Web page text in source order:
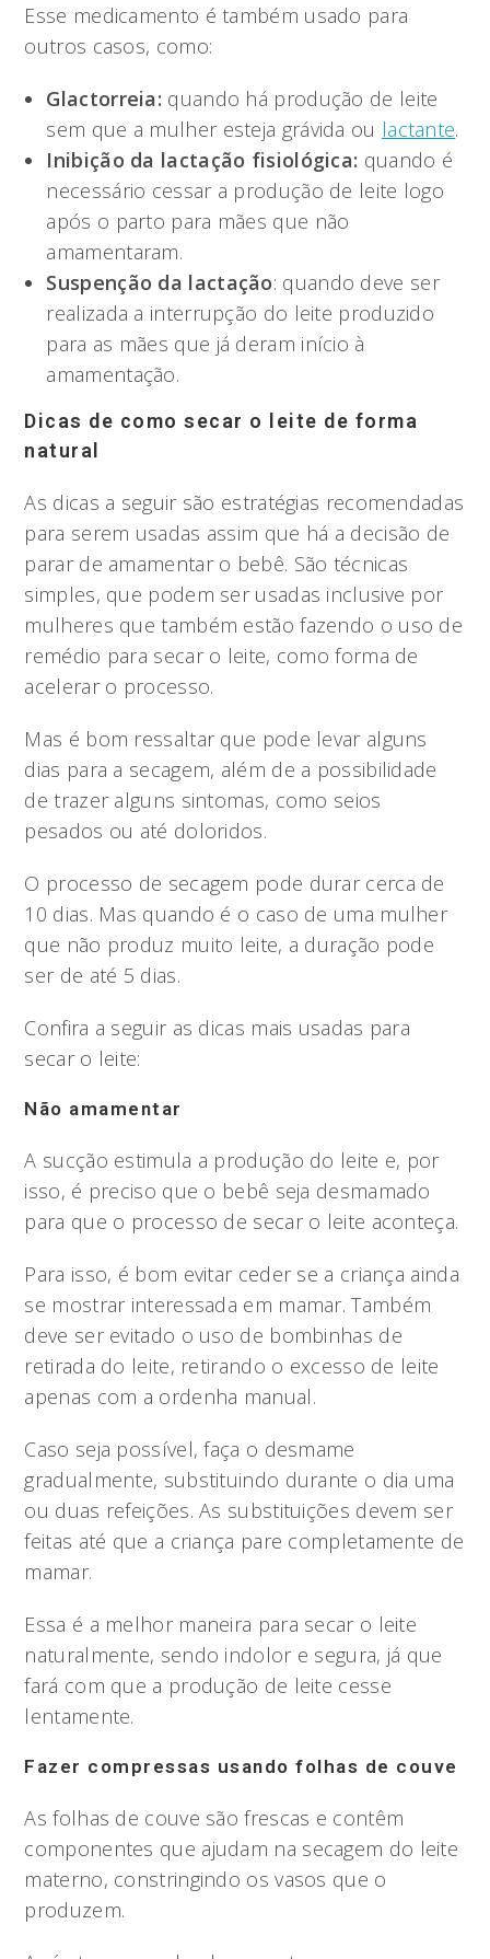
Esse medicamento é também usado para
outros casos, como:
Glactorreia: quando há produção de leite
sem que a mulher esteja grávida ou lactante.
Inibição da lactação fisiológica: quando é
necessário cessar a produção de leite logo
após o parto para mães que não
amamentaram.
Suspenção da lactação: quando deve ser
realizada a interrupção do leite produzido
para as mães que já deram início à
amamentação.
Dicas de como secar o leite de forma
natural
As dicas a seguir são estratégias recomendadas
para serem usadas assim que há a decisão de
parar de amamentar o bebê. São técnicas
simples, que podem ser usadas inclusive por
mulheres que também estão fazendo o uso de
remédio para secar o leite, como forma de
acelerar o processo.
Mas é bom ressaltar que pode levar alguns
dias para a secagem, além de a possibilidade
de trazer alguns sintomas, como seios
pesados ou até doloridos.
O processo de secagem pode durar cerca de
10 dias. Mas quando é o caso de uma mulher
que não produz muito leite, a duração pode
ser de até 5 dias.
Confira a seguir as dicas mais usadas para
secar o leite:
Não amamentar
A sucção estimula a produção do leite e, por
isso, é preciso que o bebê seja desmamado
para que o processo de secar o leite aconteça.
Para isso, é bom evitar ceder se a criança ainda
se mostrar interessada em mamar. Também
deve ser evitado o uso de bombinhas de
retirada do leite, retirando o excesso de leite
apenas com a ordenha manual.
Caso seja possível, faça o desmame
gradualmente, substituindo durante o dia uma
ou duas refeições. As substituições devem ser
feitas até que a criança pare completamente de
mamar.
Essa é a melhor maneira para secar o leite
naturalmente, sendo indolor e segura, já que
fará com que a produção de leite cesse
lentamente.
Fazer compressas usando folhas de couve
As folhas de couve são frescas e contêm
componentes que ajudam na secagem do leite
materno, constringindo os vasos que o
produzem.